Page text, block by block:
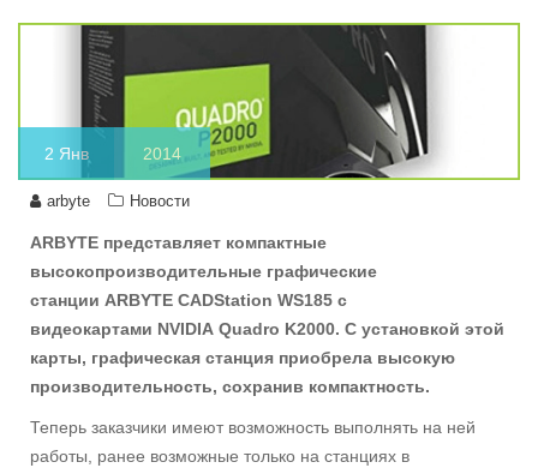
2 Янв 2014
arbyte Новости
ARBYTE представляет компактные
высокопроизводительные графические
станции ARBYTE CADStation WS185 с
видеокартами NVIDIA Quadro K2000. С установкой этой
карты, графическая станция приобрела высокую
производительность, сохранив компактность.
Теперь заказчики имеют возможность выполнять на ней
работы, ранее возможные только на станциях в